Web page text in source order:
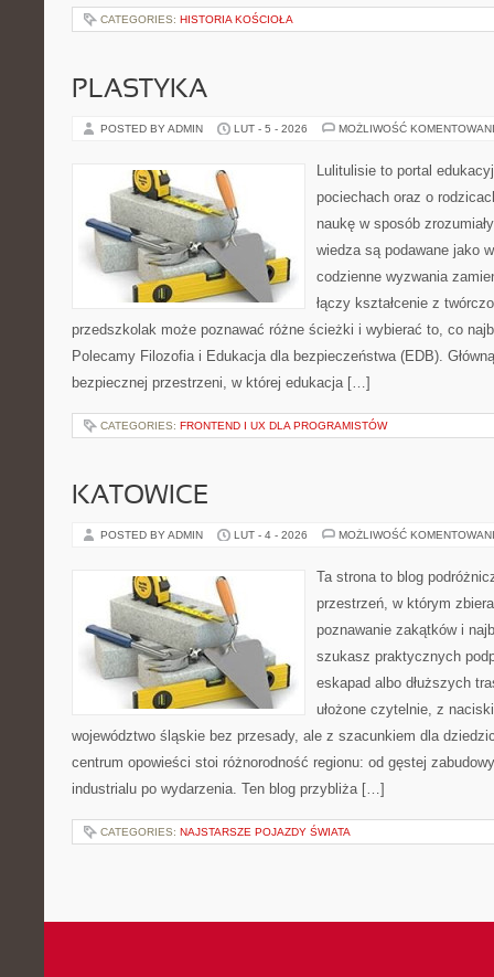
CATEGORIES: HISTORIA KOŚCIOŁA
PLASTYKA
POSTED BY ADMIN LUT - 5 - 2026 MOŻLIWOŚĆ
Lulitulisie to portal
pociechach oraz o
naukę w sposób
wiedza są podawane jako
codzienne wyzwania
łączy kształcenie z
przedszkolak może poznawać różne ścieżki i wybierać to, co
Polecamy Filozofia i Edukacja dla bezpieczeństwa (EDB).
bezpiecznej przestrzeni, w której edukacja […]
CATEGORIES: FRONTEND I UX DLA PROGRAMISTÓW
KATOWICE
POSTED BY ADMIN LUT - 4 - 2026 MOŻLIWOŚĆ
Ta strona to blog
przestrzeń, w którym
poznawanie zakątków i
szukasz praktycznych
eskapad albo dłuższych
ułożone czytelnie, z
województwo śląskie bez przesady, ale z szacunkiem dla
centrum opowieści stoi różnorodność regionu: od gęstej
industrialu po wydarzenia. Ten blog przybliża […]
CATEGORIES: NAJSTARSZE POJAZDY ŚWIATA